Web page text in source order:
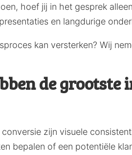
hoef jij in het gesprek
en langdurige
kan versterken? Wij
de grootste
zijn visuele
bepalen of een potentiële